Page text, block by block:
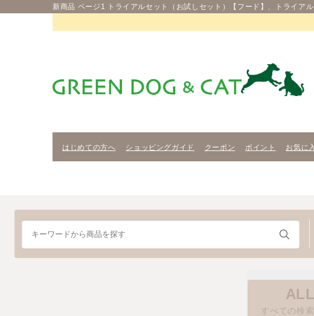
新商品 ページ1 トライアルセット（お試しセット）【フード】、トライア
はじめての方へ ショッピングガイド クーポン ポイント お気に
ALL
すべての検